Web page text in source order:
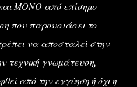
ΜΟΝΟ από επίσημο
που παρουσιάσει το
να αποσταλεί στην
τεχνική γνωμάτευση,
από την εγγύηση ή όχι η